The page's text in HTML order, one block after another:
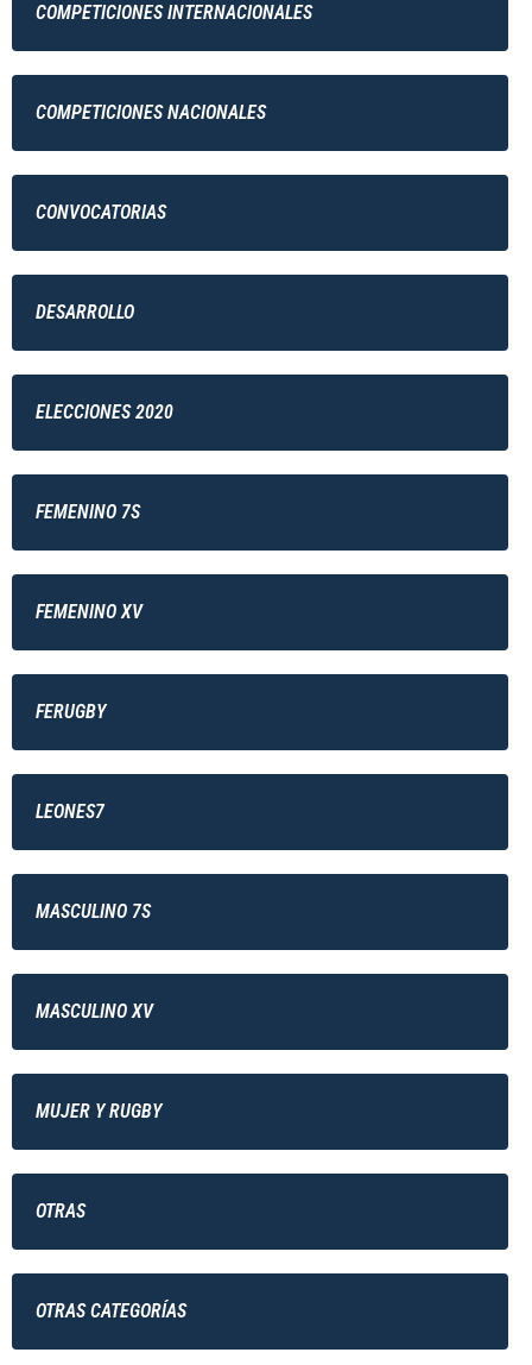
COMPETICIONES INTERNACIONALES
COMPETICIONES NACIONALES
CONVOCATORIAS
DESARROLLO
ELECCIONES 2020
FEMENINO 7S
FEMENINO XV
FERUGBY
LEONES7
MASCULINO 7S
MASCULINO XV
MUJER Y RUGBY
OTRAS
OTRAS CATEGORÍAS